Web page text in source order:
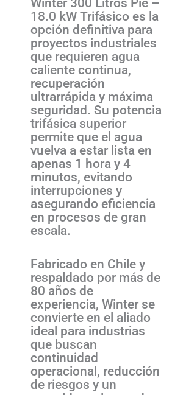
Winter 300 Litros Pie –
18.0 kW Trifásico es la
opción definitiva para
proyectos industriales
que requieren agua
caliente continua,
recuperación
ultrarrápida y máxima
seguridad. Su potencia
trifásica superior
permite que el agua
vuelva a estar lista en
apenas 1 hora y 4
minutos, evitando
interrupciones y
asegurando eficiencia
en procesos de gran
escala.
Fabricado en Chile y
respaldado por más de
80 años de
experiencia, Winter se
convierte en el aliado
ideal para industrias
que buscan
continuidad
operacional, reducción
de riesgos y un